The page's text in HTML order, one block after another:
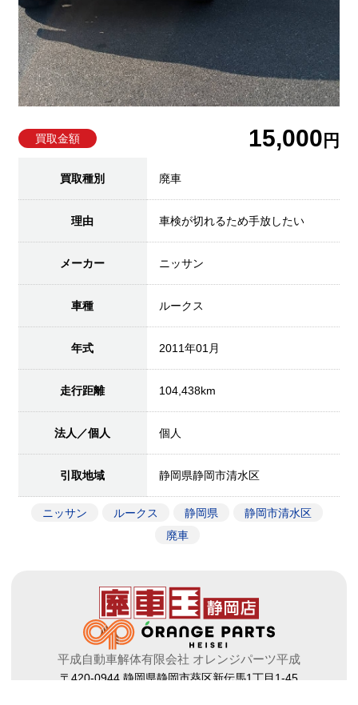
買取金額 15,000 円
買取種別 廃車
理由 車検が切れるため手放したい
メーカー ニッサン
車種 ルークス
年式 2011年01月
走行距離 104,438km
法人／個人 個人
引取地域 静岡県静岡市清水区
ニッサン ルークス 静岡県
静岡市清水区
廃車
平成自動車解体有限会社 オレンジパーツ平成
〒420-0944 静岡県静岡市葵区新伝馬1丁目1-45